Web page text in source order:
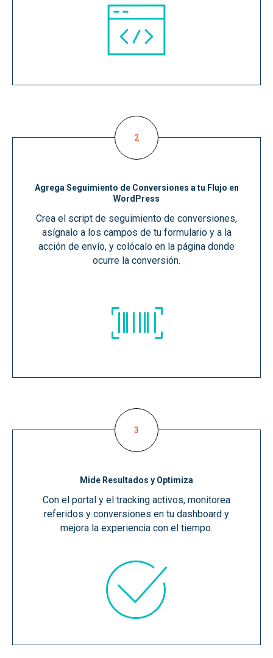
Agrega Seguimiento de Conversiones a tu Flujo en
WordPress
Crea el script de seguimiento de conversiones,
asígnalo a los campos de tu formulario y a la
acción de envío, y colócalo en la página donde
ocurre la conversión.
Mide Resultados y Optimiza
Con el portal y el tracking activos, monitorea
referidos y conversiones en tu dashboard y
mejora la experiencia con el tiempo.